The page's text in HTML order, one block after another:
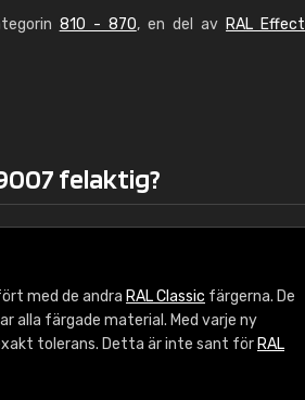
810 - 870, en del av RAL Effect
felaktig?
med de andra RAL Classic färgerna. De
alla färgade material. Med varje ny
tolerans. Detta är inte sant för RAL
RAL K7 vattenbaserad
Info / beställning